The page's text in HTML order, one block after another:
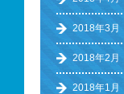
2018年3月
2018年2月
2018年1月